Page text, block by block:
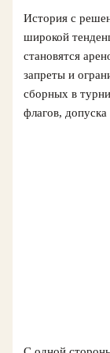
История с
широкой
становятся
запреты и
сборных в
флагов,